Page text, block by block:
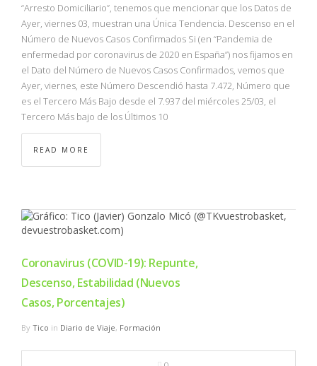
“Arresto Domiciliario”, tenemos que mencionar que los Datos de
Ayer, viernes 03, muestran una Única Tendencia. Descenso en el
Número de Nuevos Casos Confirmados Si (en “Pandemia de
enfermedad por coronavirus de 2020 en España”) nos fijamos en
el Dato del Número de Nuevos Casos Confirmados, vemos que
Ayer, viernes, este Número Descendió hasta 7.472, Número que
es el Tercero Más Bajo desde el 7.937 del miércoles 25/03, el
Tercero Más bajo de los Últimos 10
READ MORE
Coronavirus (COVID-19): Repunte,
Descenso, Estabilidad (Nuevos
Casos, Porcentajes)
By Tico in Diario de Viaje, Formación